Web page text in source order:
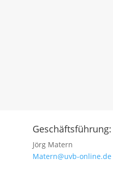
Geschäftsführung:
Jörg Matern
Matern@uvb-online.de